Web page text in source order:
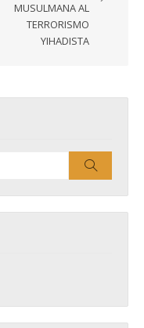
MUSULMANA AL
TERRORISMO
YIHADISTA